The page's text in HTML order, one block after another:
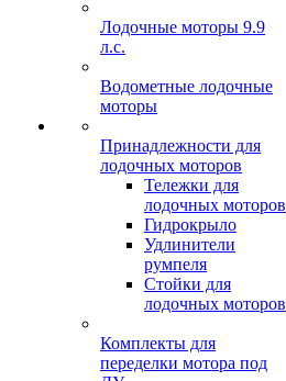
Лодочные моторы 9.9
л.с.
Водометные лодочные
моторы
Принадлежности для
лодочных моторов
Тележки для
лодочных моторов
Гидрокрыло
Удлинители
румпеля
Стойки для
лодочных моторов
Комплекты для
переделки мотора под